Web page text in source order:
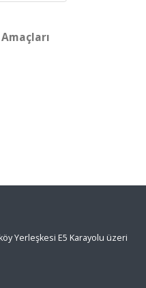
Yerleşkesi E5 Karayolu üzeri